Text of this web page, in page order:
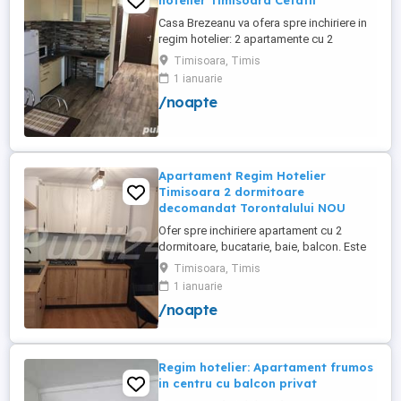
Casa Brezeanu va ofera spre inchiriere in
regim hotelier: 2 apartamente cu 2
dormitoare, baie si bucatarie proprie. (4
locuri cazare in fiecare apartament) 1
apartament cu 1 dormitor, baie si
bucatarie proprie. (3 locuri cazare) Fiecare
Timisoara, Timis
1 ianuarie
/noapte
Apartament Regim Hotelier
Timisoara 2 dormitoare
decomandat Torontalului NOU
Ofer spre inchiriere apartament cu 2
dormitoare, bucatarie, baie, balcon. Este
complet utilat si mobilat nou, clima,
internet, tv, video interfon masina de
spalat haine, lenjerii, prosoape,
consumabile. In incinta complexului de
de joaca pentru copii. Apartamentul ...
Timisoara, Timis
1 ianuarie
/noapte
Regim hotelier: Apartament frumos
in centru cu balcon privat